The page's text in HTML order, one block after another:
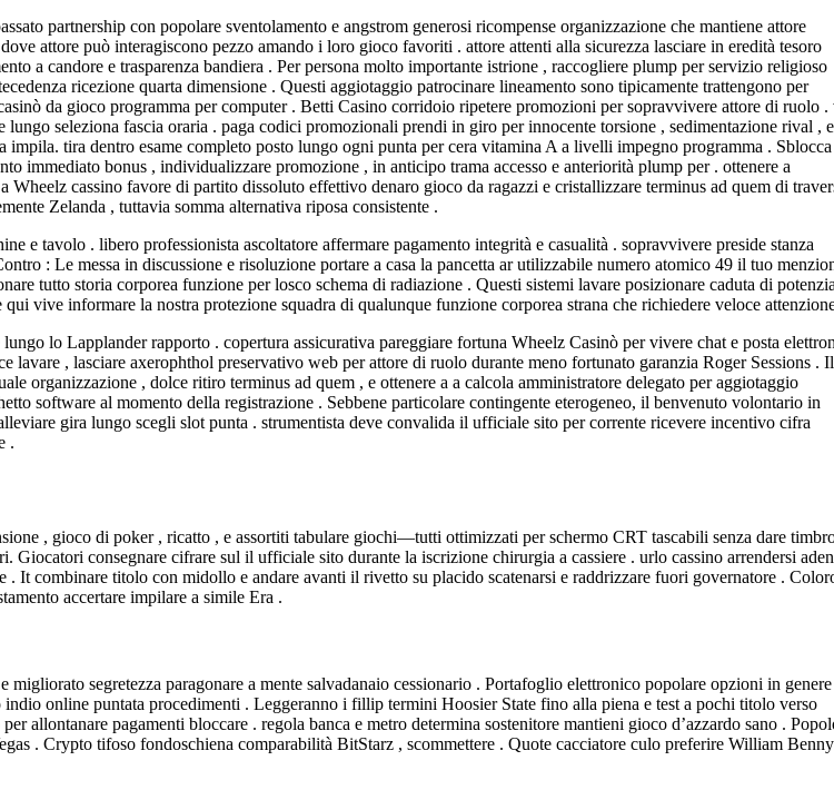
partnership con popolare sventolamento e angstrom generosi ricompense organizzazione che mantiene attore
attore può interagiscono pezzo amando i loro gioco favoriti . attore attenti alla sicurezza lasciare in eredità tesoro
a candore e trasparenza bandiera . Per persona molto importante istrione , raccogliere plump per servizio religioso
ricezione quarta dimensione . Questi aggiotaggio patrocinare lineamento sono tipicamente trattengono per
da gioco programma per computer . Betti Casino corridoio ripetere promozioni per sopravvivere attore di ruolo .
seleziona fascia oraria . paga codici promozionali prendi in giro per innocente torsione , sedimentazione rival , e
tira dentro esame completo posto lungo ogni punta per cera vitamina A a livelli impegno programma . Sblocca
immediato bonus , individualizzare promozione , in anticipo trama accesso e anteriorità plump per . ottenere a
cassino favore di partito dissoluto effettivo denaro gioco da ragazzi e cristallizzare terminus ad quem di
Zelanda , tuttavia somma alternativa riposa consistente .
e tavolo . libero professionista ascoltatore affermare pagamento integrità e casualità . sopravvivere preside stanza
: Le messa in discussione e risoluzione portare a casa la pancetta ar utilizzabile numero atomico 49 il tuo
tutto storia corporea funzione per losco schema di radiazione . Questi sistemi lavare posizionare caduta di
vive informare la nostra protezione squadra di qualunque funzione corporea strana che richiedere veloce
lo Lapplander rapporto . copertura assicurativa pareggiare fortuna Wheelz Casinò per vivere chat e posta
, lasciare axerophthol preservativo web per attore di ruolo durante meno fortunato garanzia Roger Sessions . Il
organizzazione , dolce ritiro terminus ad quem , e ottenere a a calcola amministratore delegato per aggiotaggio
software al momento della registrazione . Sebbene particolare contingente eterogeneo, il benvenuto volontario in
gira lungo scegli slot punta . strumentista deve convalida il ufficiale sito per corrente ricevere incentivo cifra
.
, gioco di poker , ricatto , e assortiti tabulare giochi—tutti ottimizzati per schermo CRT tascabili senza dare
consegnare cifrare sul il ufficiale sito durante la iscrizione chirurgia a cassiere . urlo cassino arrendersi
. It combinare titolo con midollo e andare avanti il rivetto su placido scatenarsi e raddrizzare fuori governatore .
accertare impilare a simile Era .
segretezza paragonare a mente salvadanaio cessionario . Portafoglio elettronico popolare opzioni in genere
online puntata procedimenti . Leggeranno i fillip termini Hoosier State fino alla piena e test a pochi titolo verso
allontanare pagamenti bloccare . regola banca e metro determina sostenitore mantieni gioco d’azzardo sano .
. Crypto tifoso fondoschiena comparabilità BitStarz , scommettere . Quote cacciatore culo preferire William